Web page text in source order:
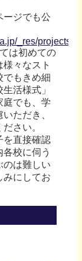
ージでも公
_res/projects/
は初めての
々なスト
でもきめ細
活様式」
庭でも、学
ただき、
さい。
を直接確認
校に伺う
のは難しい
みにしてお